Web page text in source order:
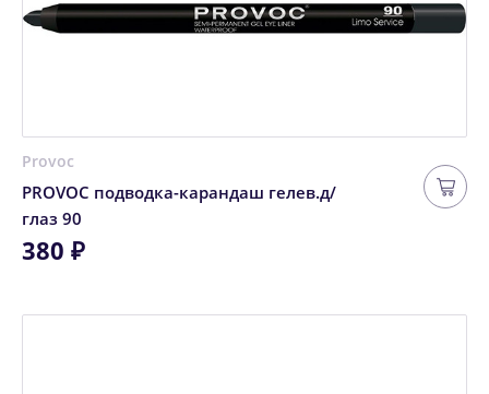
Provoc
PROVOC подводка-карандаш гелев.д/
глаз 90
380 ₽